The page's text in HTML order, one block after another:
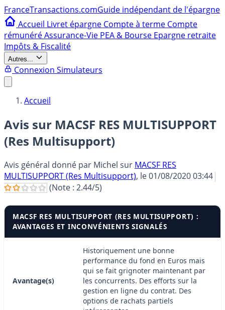
FranceTransactions.comGuide indépendant de l'épargne
Accueil Livret épargne Compte à terme Compte
rémunéréAssurance-Vie PEA & Bourse Epargne retraite
Impôts & Fiscalité
Autres...
Connexion Simulateurs
Accueil
Avis sur MACSF RES MULTISUPPORT
(Res Multisupport)
Avis général donné par Michel sur MACSF RES
MULTISUPPORT (Res Multisupport), le01/08/2020 03:44
(Note : 2.44/5)
MACSF RES MULTISUPPORT (RES MULTISUPPORT) :
AVANTAGES ET INCONVÉNIENTS SIGNALÉS
Avantage(s)
Historiquement une bonne
performance du fond en Euros mais
qui se fait grignoter maintenant par
les concurrents. Des efforts sur la
gestion en ligne du contrat. Des
options de rachats partiels